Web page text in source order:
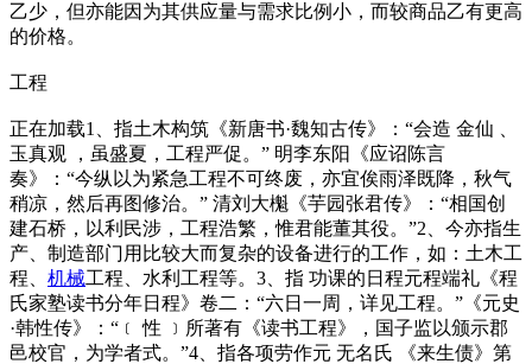
乙少，但亦能因为其供应量与需求比例小，而较商品乙有更高
的价格。
工程
正在加载1、指土木构筑《新唐书·魏知古传》：“会造 金仙 、
玉真观 ，虽盛夏，工程严促。” 明李东阳《应诏陈言
奏》：“今纵以为紧急工程不可终废，亦宜俟雨泽既降，秋气
稍凉，然后再图修治。” 清刘大櫆《芋园张君传》：“相国创
建石桥，以利民涉，工程浩繁，惟君能董其役。”2、今亦指生
产、制造部门用比较大而复杂的设备进行的工作，如：土木工
程、 机械工程、水利工程等。3、指 功课的日程元程端礼《程
氏家塾读书分年日程》卷二：“六日一周，详见工程。”《元史
·韩性传》：“﹝ 性 ﹞所著有《读书工程》，国子监以颁示郡
邑校官，为学者式。”4、指各项劳作元 无名氏 《来生债》第